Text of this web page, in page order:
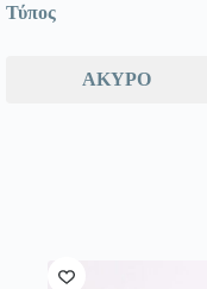
Τύπος
ΆΚΥΡΟ